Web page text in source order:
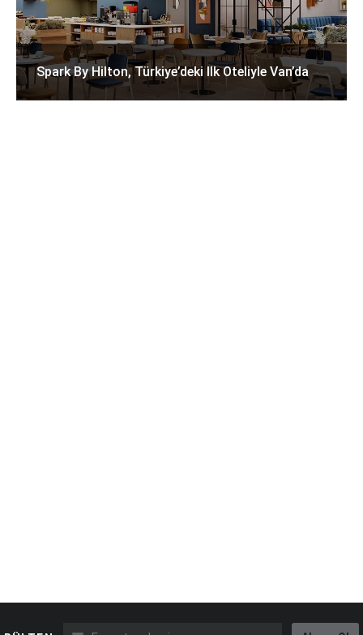
Spark By Hilton, Türkiye’deki Ilk Oteliyle Van’da